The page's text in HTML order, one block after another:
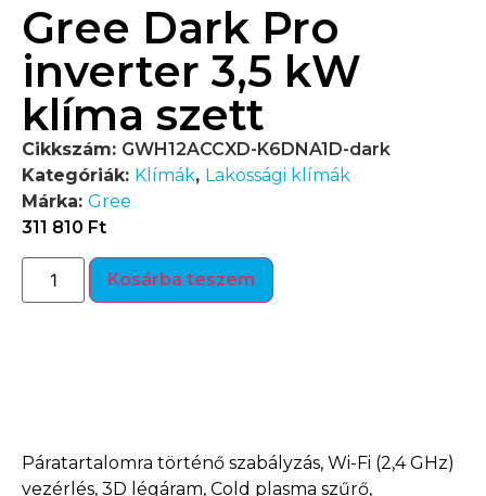
Gree Dark Pro
inverter 3,5 kW
klíma szett
Cikkszám: GWH12ACCXD-K6DNA1D-dark
Kategóriák: Klímák, Lakossági klímák
Márka: Gree
311 810 Ft
Kosárba teszem
Páratartalomra történő szabályzás, Wi-Fi (2,4 GHz)
vezérlés, 3D légáram, Cold plasma szűrő,